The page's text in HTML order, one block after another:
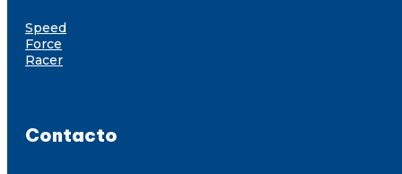
Speed
Force
Racer
Contacto